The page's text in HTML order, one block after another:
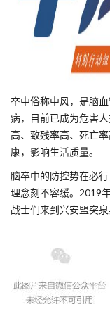
卒中俗称中风，是脑
病，目前已成为危害
高、致残率高、死亡
康，影响生活质量。
脑卒中的防控势在必
理念刻不容缓。2019
战士们来到兴安盟突